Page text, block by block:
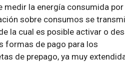
medir la energía consumida por
sobre consumos se
la cual es posible activar o
formas de pago para los
de prepago, ya muy